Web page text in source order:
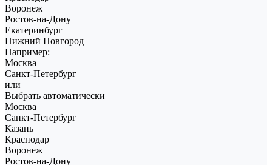
Воронеж
Ростов-на-Дону
Екатеринбург
Нижний Новгород
Например:
Москва
Санкт-Петербург
или
Выбрать автоматически
Москва
Санкт-Петербург
Казань
Краснодар
Воронеж
Ростов-на-Дону